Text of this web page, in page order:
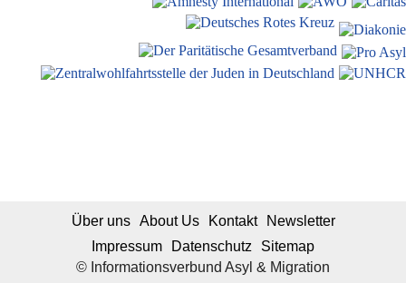
© Informationsverbund Asyl & Migration
Über uns About Us Kontakt
Newsletter
Impressum
Datenschutz Sitemap